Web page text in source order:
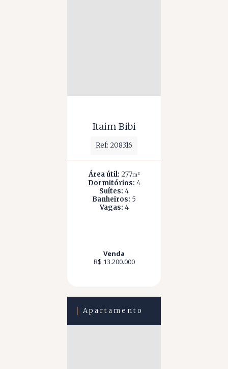
Itaim Bibi
Ref: 208316
Área útil: 277m²
Dormitórios: 4
Suítes: 4
Banheiros: 5
Vagas: 4
Venda
R$ 13.200.000
Apartamento